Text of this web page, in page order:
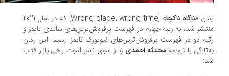
ناگاه ناکجا
» [Wrong place, wrong time] که در سال 2021
شد، به رتبه چهارم در فهرست پرفروش‌ترین‌های ساندی تایمز و
دو در فهرست پرفروش‌ترین‌های نیویورک تایمز رسید. این رمان
با ترجمه محدثه احمدیو از سوی نشر آموت راهی بازار کتاب